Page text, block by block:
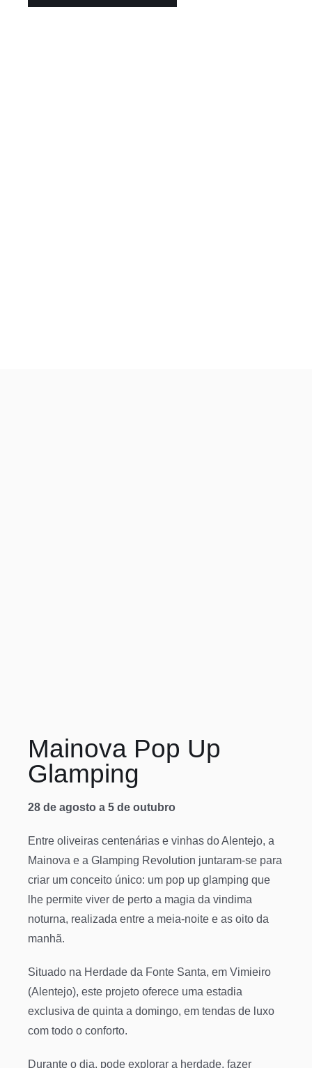
Mainova Pop Up
Glamping
28 de agosto a 5 de outubro
Entre oliveiras centenárias e vinhas do Alentejo, a
Mainova e a Glamping Revolution juntaram-se para
criar um conceito único: um pop up glamping que
lhe permite viver de perto a magia da vindima
noturna, realizada entre a meia-noite e as oito da
manhã.
Situado na Herdade da Fonte Santa, em Vimieiro
(Alentejo), este projeto oferece uma estadia
exclusiva de quinta a domingo, em tendas de luxo
com todo o conforto.
Durante o dia, pode explorar a herdade, fazer